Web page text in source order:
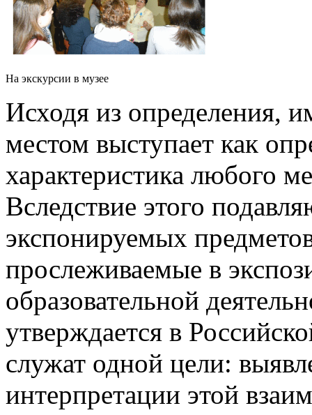
На экскурсии в музее
Исходя из определения,
местом выступает как
характеристика любого
Вследствие этого
экспонируемых
прослеживаемые в
образовательной
утверждается в
служат одной цели:
интерпретации этой